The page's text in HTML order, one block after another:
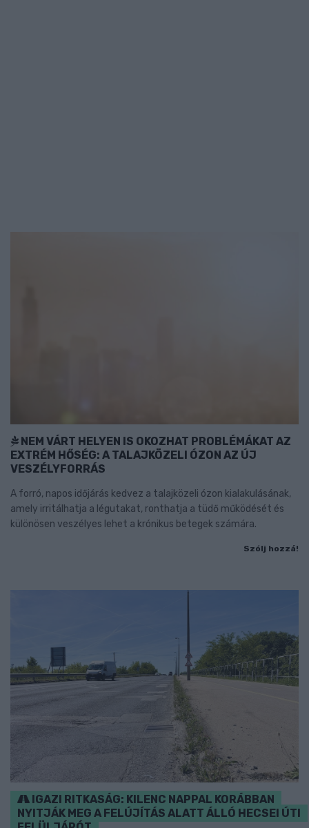
NEM VÁRT HELYEN IS OKOZHAT PROBLÉMÁKAT AZ
EXTRÉM HŐSÉG: A TALAJKÖZELI ÓZON AZ ÚJ
VESZÉLYFORRÁS
A forró, napos időjárás kedvez a talajközeli ózon kialakulásának,
amely irritálhatja a légutakat, ronthatja a tüdő működését és
különösen veszélyes lehet a krónikus betegek számára.
Szólj hozzá!
IGAZI RITKASÁG: KILENC NAPPAL KORÁBBAN
NYITJÁK MEG A FELÚJÍTÁS ALATT ÁLLÓ HECSEI ÚTI